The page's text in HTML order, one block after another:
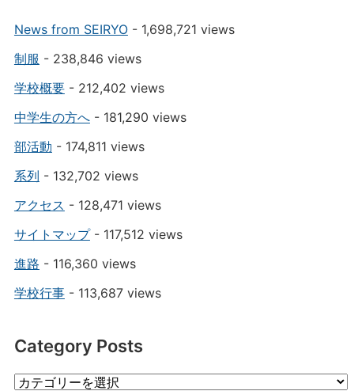
News from SEIRYO- 1,698,721 views
制服 - 238,846 views
学校概要- 212,402 views
中学生の方へ- 181,290 views
部活動 - 174,811 views
系列 - 132,702 views
アクセス - 128,471 views
サイトマップ- 117,512 views
進路 - 116,360 views
学校行事- 113,687 views
Category Posts
Category